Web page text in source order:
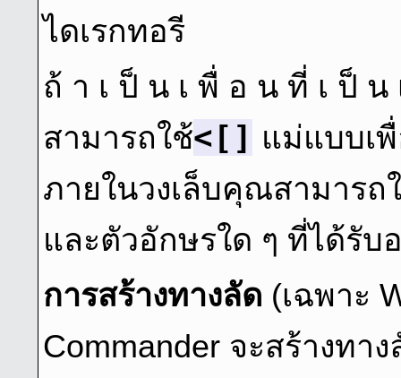
ไดเรกทอรี
ถ้ า เ ป็ น เ พื่ อ น ที่ เ ป็ น
สามารถใช้<[] แม่แบบเ
ภายในวงเล็บคุณสามารถ
และตัวอักษรใด ๆ ที่ได้รั
การสร้างทางลัด (เฉพาะ
Commander จะสร้างทา